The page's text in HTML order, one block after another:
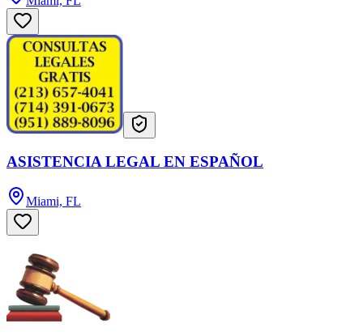
ASISTENCIA LEGAL EN ESPAÑOL
Miami, FL